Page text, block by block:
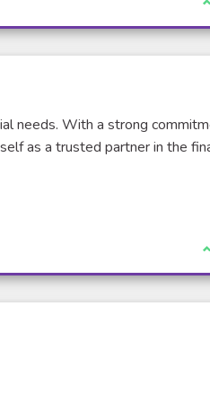
needs. With a strong
as a trusted partner in the